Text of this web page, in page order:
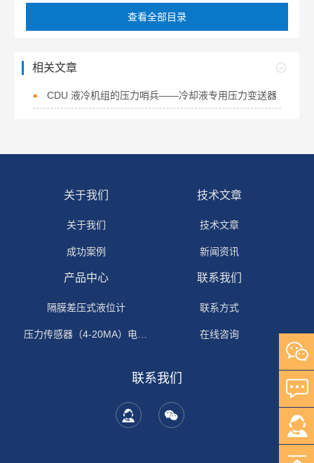
查看全部目录
相关文章
CDU 液冷机组的压力哨兵——冷却液专用压力变送器
关于我们
关于我们
成功案例
技术文章
技术文章
新闻资讯
产品中心
隔膜差压式液位计
压力传感器（4-20MA）电流输出
联系我们
联系方式
在线咨询
联系我们